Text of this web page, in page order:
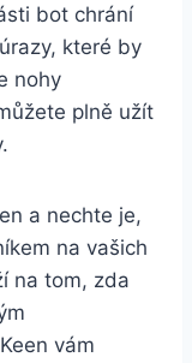
bot chrání
které⁤ by
nohy
plně ‌užít
a‌ nechte⁣ je,
na⁣ vašich
⁣na tom, zda
‍vám